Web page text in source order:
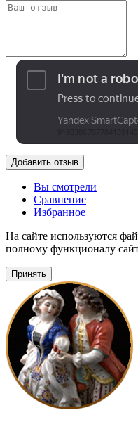
Добавить отзыв
Вы смотрели
Сравнение
Избранное
На сайте используются
полному функционалу
Принять